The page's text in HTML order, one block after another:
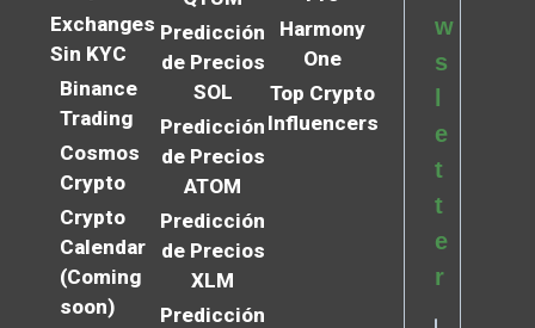
Exchanges
Sin KYC
Binance
Trading
Cosmos
Crypto
Crypto
Calendar
(Coming
soon)
Predicción
de Precios
SOL
Predicción
de Precios
ATOM
Predicción
de Precios
XLM
Predicción
Harmony
One
Top Crypto
Influencers
w
s
e
t
t
e
r